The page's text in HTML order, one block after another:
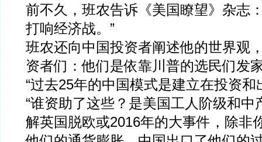
前不久，班农告诉《美国瞭望》杂志
打响经济战。”
班农还向中国投资者阐述他的世界观
资者们：他们是依靠川普的选民们发
“过去25年的中国模式是建立在投资和
“谁资助了这些？是美国工人阶级和中
解英国脱欧或2016年的大事件，除非